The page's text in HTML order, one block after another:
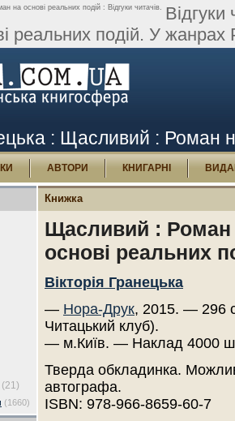
на основі реальних подій : Відгуки читачів.
реальних подій. У
: Щасливий : Роман
АВТОРИ КНИГАРНІ
(21)
(1660)
Книжка
Щасливий : Роман
основі реальних
Вікторія Гранецька
— Нора-Друк, 2015. — 296
Читацький клуб).
— м.Київ. — Наклад 4000
Тверда обкладинка.
автографа.
ISBN: 978-966-8659-60-7